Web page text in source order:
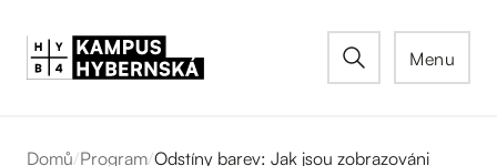
Menu
Domů/Program/Odstíny barev: Jak jsou zobrazováni